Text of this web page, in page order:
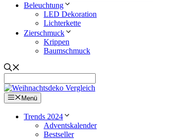
Beleuchtung
LED Dekoration
Lichterkette
Zierschmuck
Krippen
Baumschmuck
Menü
Trends 2024
Adventskalender
Bestseller